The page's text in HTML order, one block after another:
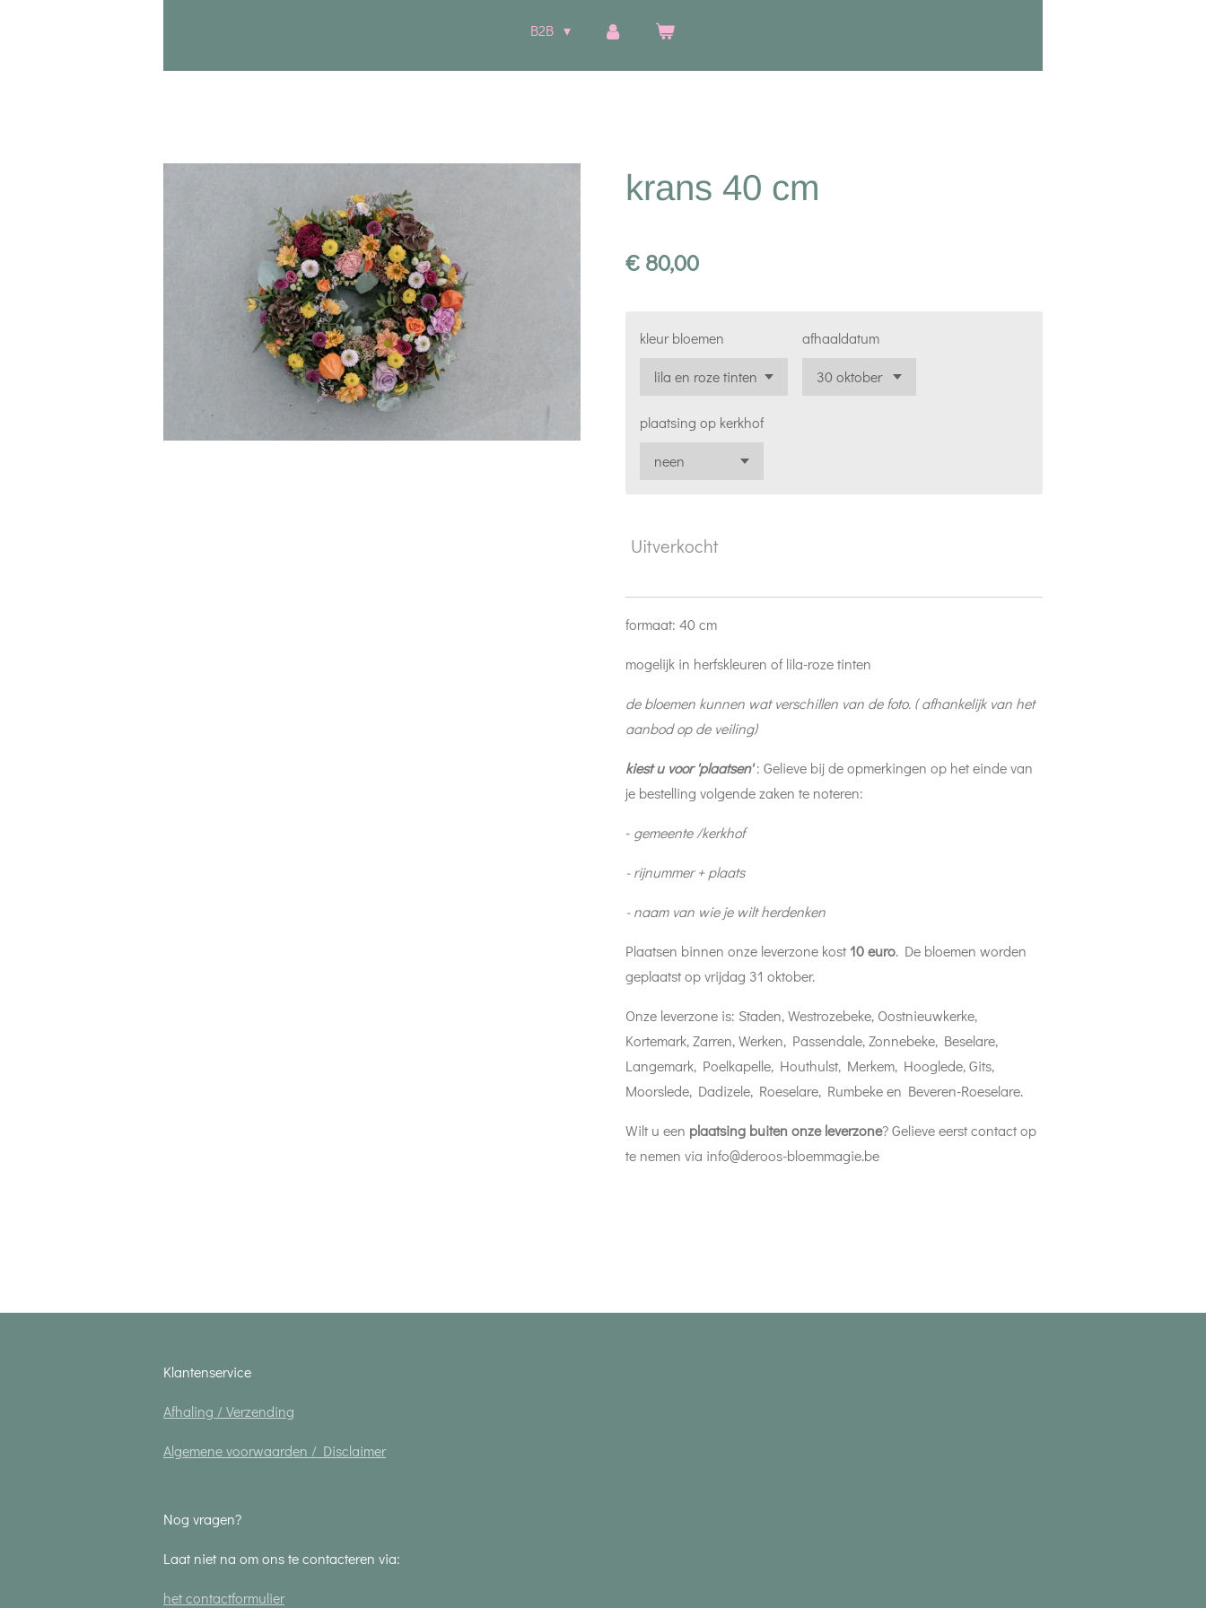
B2B
krans 40 cm
€ 80,00
kleur bloemen afhaaldatum
plaatsing op kerkhof
Uitverkocht
formaat: 40 cm
mogelijk in herfskleuren of lila-roze tinten
de bloemen kunnen wat verschillen van de foto. ( afhankelijk van het
aanbod op de veiling)
kiest u voor 'plaatsen': Gelieve bij de opmerkingen op het einde van
je bestelling volgende zaken te noteren:
- gemeente /kerkhof
- rijnummer + plaats
- naam van wie je wilt herdenken
Plaatsen binnen onze leverzone kost10 euro. De bloemen worden
geplaatst op vrijdag 31 oktober.
Onze leverzone is: Staden, Westrozebeke, Oostnieuwkerke,
Kortemark, Zarren, Werken, Passendale, Zonnebeke, Beselare,
Langemark, Poelkapelle, Houthulst, Merkem, Hooglede, Gits,
Moorslede, Dadizele, Roeselare, Rumbeke en Beveren-Roeselare.
Wilt u een plaatsing buiten onze leverzone? Gelieve eerst contact op
te nemen via info@deroos-bloemmagie.be
Klantenservice
Afhaling / Verzending
Algemene voorwaarden / Disclaimer
Nog vragen?
Laat niet na om ons te contacteren via:
het contactformulier